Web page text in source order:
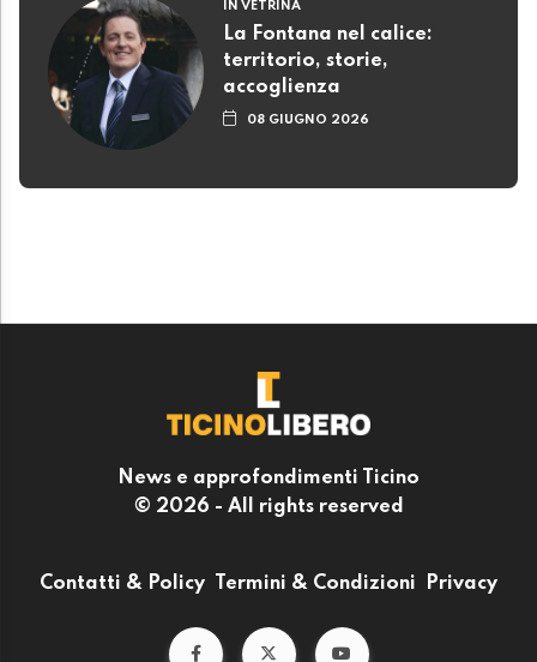
IN VETRINA
La Fontana nel calice:
territorio, storie,
accoglienza
08 GIUGNO 2026
News e approfondimenti Ticino
© 2026 - All rights reserved
Contatti & Policy Termini & Condizioni Privacy